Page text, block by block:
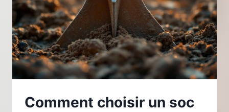
TOUTE
UNE
VIE
Comment choisir un soc